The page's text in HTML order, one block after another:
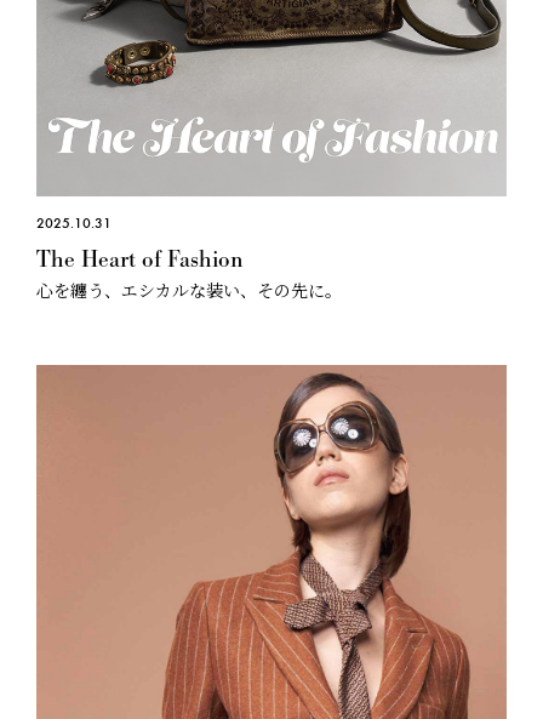
2025.10.31
The Heart of Fashion
心を纏う、エシカルな装い、その先に。